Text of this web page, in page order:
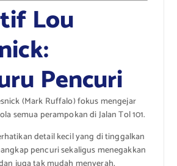
Lou
Pencuri
(Mark Ruffalo) fokus mengejar
semua perampokan di Jalan Tol 101.
detail kecil yang di tinggalkan
pencuri sekaligus menegakkan